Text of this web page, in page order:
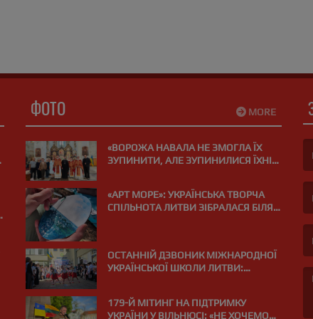
MORE
ФОТО
«ВОРОЖА НАВАЛА НЕ ЗМОГЛА ЇХ
ЗУПИНИТИ, АЛЕ ЗУПИНИЛИСЯ ЇХНІ
«АРТ МОРЕ»: УКРАЇНСЬКА ТВОРЧА
СПІЛЬНОТА ЛИТВИ ЗІБРАЛАСЯ БІЛЯ
ОСТАННІЙ ДЗВОНИК МІЖНАРОДНОЇ
УКРАЇНСЬКОЇ ШКОЛИ ЛИТВИ:
179-Й МІТИНГ НА ПІДТРИМКУ
УКРАЇНИ У ВІЛЬНЮСІ: «НЕ ХОЧЕМО